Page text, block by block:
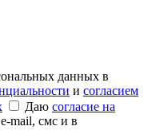
данных в
и согласием
Даю согласие на
mail, смс и в